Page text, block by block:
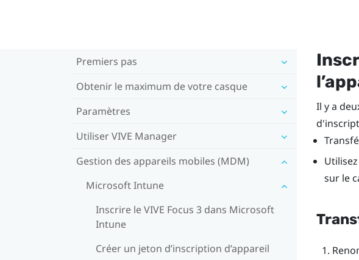
Premiers pas
Obtenir le maximum de votre casque
Paramètres
Utiliser VIVE Manager
Gestion des appareils mobiles (MDM)
Microsoft Intune
Inscrire le VIVE Focus 3 dans Microsoft
Intune
Créer un jeton d’inscription d’appareil
Il y a
sur le